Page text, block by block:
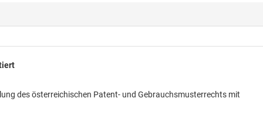
des österreichischen Patent- und Gebrauchsmusterrechts mit